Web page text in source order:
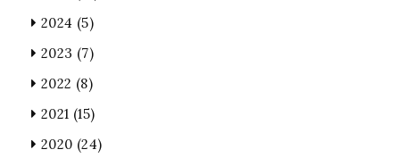
2024 (5)
2023 (7)
2022 (8)
2021 (15)
2020 (24)